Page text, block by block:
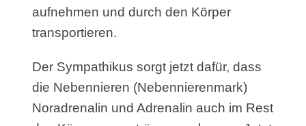
aufnehmen und durch den Körper
transportieren.
Der Sympathikus sorgt jetzt dafür, dass
die Nebennieren (Nebennierenmark)
Noradrenalin und Adrenalin auch im Rest